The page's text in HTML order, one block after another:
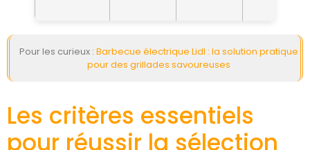
Pour les curieux : Barbecue électrique Lidl : la solution pratique
pour des grillades savoureuses
Les critères essentiels
pour réussir la sélection